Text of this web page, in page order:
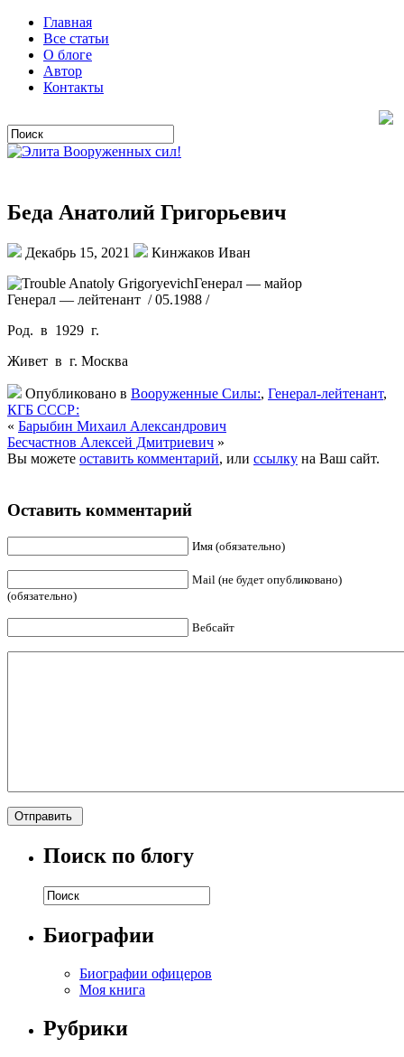
Главная
Все статьи
О блоге
Автор
Контакты
Беда Анатолий Григорьевич
Декабрь 15, 2021
Кинжаков Иван
Генерал — майор
Генерал — лейтенант / 05.1988 /
Род. в 1929 г.
Живет в г. Москва
Опубликовано в Вооруженные Силы:, Генерал-лейтенант,
КГБ СССР:
« Барыбин Михаил Александрович
Бесчастнов Алексей Дмитриевич »
Вы можете оставить комментарий, или ссылку на Ваш сайт.
Оставить комментарий
Имя (обязательно)
Mail (не будет опубликовано)
(обязательно)
Вебсайт
Поиск по блогу
Биографии
Биографии офицеров
Моя книга
Рубрики